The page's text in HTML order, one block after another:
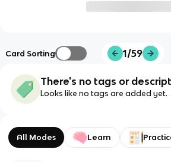
Card Sorting 1/59
There's no tags or
Looks like no tags are added yet.
All Modes Learn